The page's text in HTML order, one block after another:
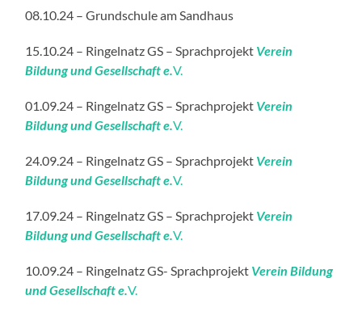
08.10.24 – Grundschule am Sandhaus
15.10.24 – Ringelnatz GS – Sprachprojekt Verein
Bildung und Gesellschaft e.V.
01.09.24 – Ringelnatz GS – Sprachprojekt Verein
Bildung und Gesellschaft e.V.
24.09.24 – Ringelnatz GS – Sprachprojekt Verein
Bildung und Gesellschaft e.V.
17.09.24 – Ringelnatz GS – Sprachprojekt Verein
Bildung und Gesellschaft e.V.
10.09.24 – Ringelnatz GS- Sprachprojekt Verein Bildung
und Gesellschaft e.V.